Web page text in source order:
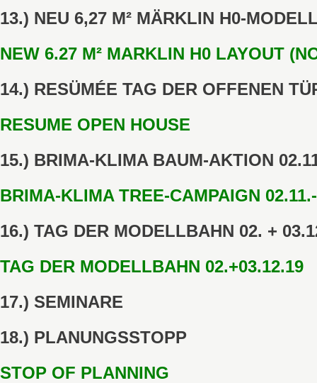
13.) NEU 6,27 M² MÄRKLIN H0-
NEW 6.27 M² MARKLIN H0 LAYOUT
14.) RESÜMÉE TAG DER OFFENEN
RESUME OPEN HOUSE
15.) BRIMA-KLIMA BAUM-AKTION
BRIMA-KLIMA TREE-CAMPAIGN
16.) TAG DER MODELLBAHN 02. +
TAG DER MODELLBAHN 02.+03.12.19
17.) SEMINARE
18.) PLANUNGSSTOPP
STOP OF PLANNING